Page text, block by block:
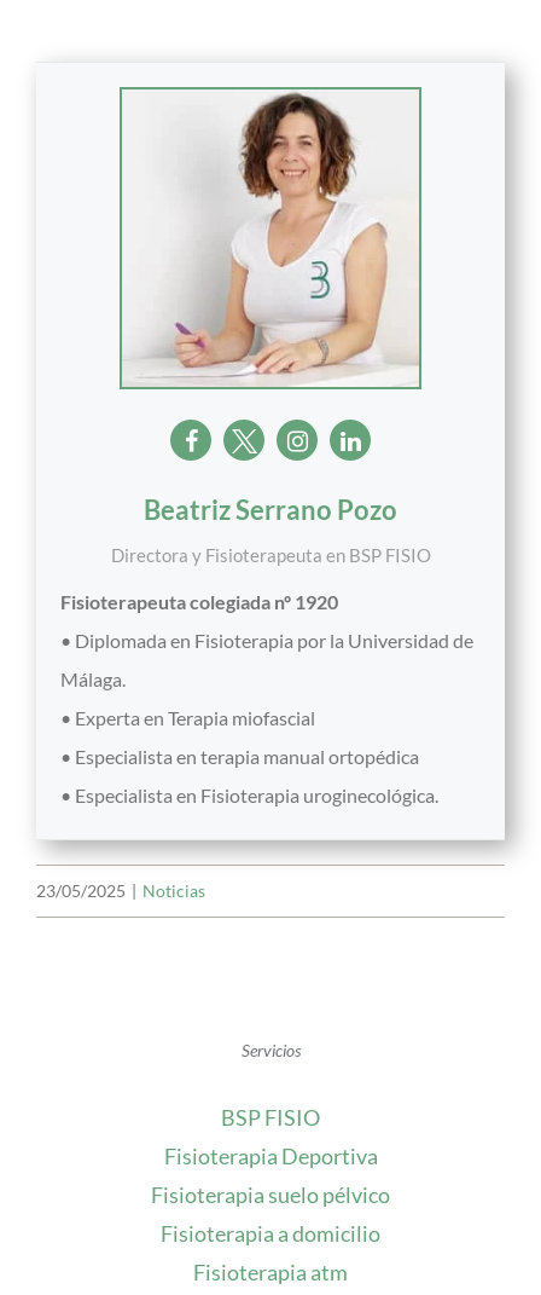
Beatriz Serrano Pozo
Directora y Fisioterapeuta en BSP FISIO
Fisioterapeuta colegiada nº 1920
• Diplomada en Fisioterapia por la Universidad de
Málaga.
• Experta en Terapia miofascial
• Especialista en terapia manual ortopédica
• Especialista en Fisioterapia uroginecológica.
23/05/2025 | Noticias
Servicios
BSP FISIO
Fisioterapia Deportiva
Fisioterapia suelo pélvico
Fisioterapia a domicilio
Fisioterapia atm